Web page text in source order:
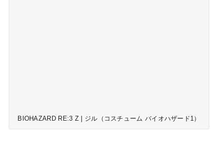
BIOHAZARD RE:3 Z | ジル（コスチューム バイオハザード1）